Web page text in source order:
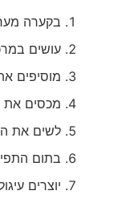
בקערה
עושים
מוסיפים את השמן, מלח ו-
מכסים את
לשים את
בתום
יוצרים